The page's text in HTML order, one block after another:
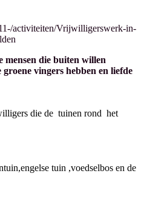
activiteiten/Vrijwilligerswerk-in-
die buiten willen
vingers hebben en liefde
die de tuinen rond het
tuin ,voedselbos en de